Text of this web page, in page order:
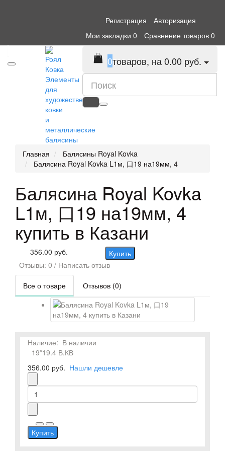
Регистрация
Авторизация
Мои закладки 0 Сравнение товаров 0
Элементы
для
художественной
ковки
и
металлические
балясины
0товаров, на 0.00 руб.
Главная
Балясины Royal Kovka
Балясина Royal Kovka L1м, 口19 на19мм, 4
Балясина Royal Kovka
L1м, 口19 на19мм, 4
купить в Казани
356.00 руб.
Купить
Отзывы: 0 / Написать отзыв
Все о товаре Отзывов (0)
Наличие: В наличии
19*19.4 В.КВ
356.00 руб. Нашли дешевле
Купить